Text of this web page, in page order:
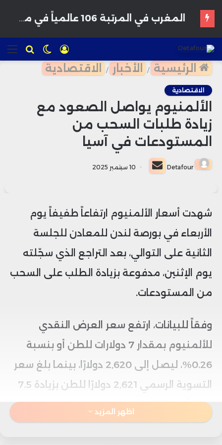
للبحث الوضع
المظلم
تسجيل
الدخول
الرئيسية / الأخبار / الاقتصادية
الاقتصادية
الألمنيوم يواصل الصعود مع
زيادة طلبات السحب من
المستودعات في آسيا
Detafour
أرسل
بريدا
10 سبتمبر 2025
شهدت أسعار الألمنيوم ارتفاعاً طفيفاً يوم
الأربعاء في بورصة لندن للمعادن للجلسة
الثانية على التوالي، بعد التراجع الذي سجّلته
يوم الإثنين، مدفوعة بزيادة الطلب على السحب
من المستودعات.
وفقاً للبيانات، ارتفع سعر العرض النقدي
للألمنيوم بمقدار 7 دولارات للطن أو بنسبة
0.26%، ليصل إلى 2,620 دولارًا، بينما بلغ سعر
التسوية الرسمي 2,621 دولارًا للطن بزيادة 7.5
دولار أو 0.28%.
اظهر المزيد